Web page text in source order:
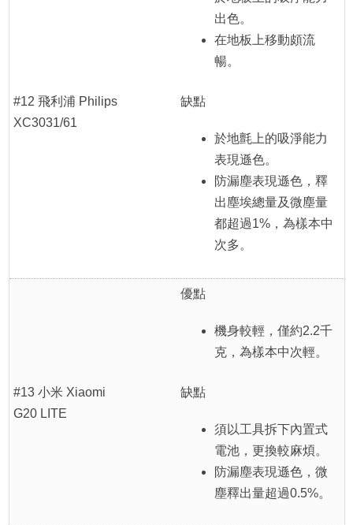
#12 飛利浦 Philips
XC3031/61
出色。
在地板上移動頗流
暢。
缺點
於地氈上的吸淨能力
表現遜色。
防漏塵表現遜色，釋
出塵埃總量及微塵量
都超過1%，為樣本中
次多。
#13 小米 Xiaomi
G20 LITE
優點
機身較輕，僅約2.2千
克，為樣本中次輕。
缺點
須以工具拆下內置式
電池，更換較麻煩。
防漏塵表現遜色，微
塵釋出量超過0.5%。